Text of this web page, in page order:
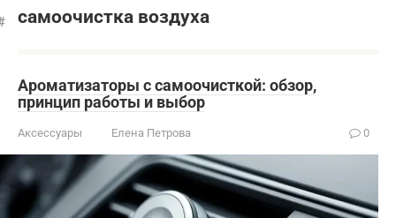
самоочистка воздуха
Ароматизаторы с самоочисткой: обзор,
принцип работы и выбор
Аксессуары Елена Петрова 0